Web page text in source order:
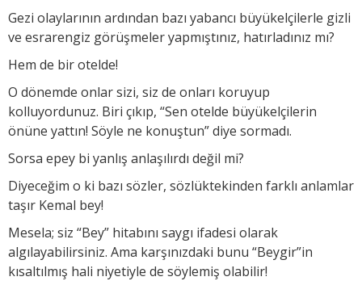
Gezi olaylarının ardından bazı yabancı büyükelçilerle gizli
ve esrarengiz görüşmeler yapmıştınız, hatırladınız mı?
Hem de bir otelde!
O dönemde onlar sizi, siz de onları koruyup
kolluyordunuz. Biri çıkıp, “Sen otelde büyükelçilerin
önüne yattın! Söyle ne konuştun” diye sormadı.
Sorsa epey bi yanlış anlaşılırdı değil mi?
Diyeceğim o ki bazı sözler, sözlüktekinden farklı anlamlar
taşır Kemal bey!
Mesela; siz “Bey” hitabını saygı ifadesi olarak
algılayabilirsiniz. Ama karşınızdaki bunu “Beygir”in
kısaltılmış hali niyetiyle de söylemiş olabilir!